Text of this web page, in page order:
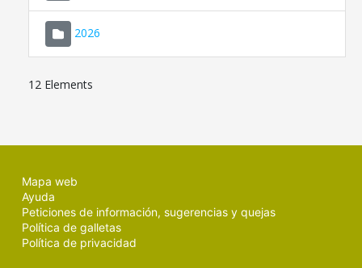
2026
12 Elements
Mapa web
Ayuda
Peticiones de información, sugerencias y quejas
Política de galletas
Política de privacidad